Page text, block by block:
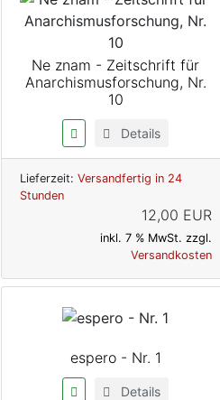
Ne znam - Zeitschrift für
Anarchismusforschung, Nr.
10
Details
Lieferzeit: Versandfertig in 24
Stunden
12,00 EUR
inkl. 7 % MwSt. zzgl.
Versandkosten
espero - Nr. 1
Details